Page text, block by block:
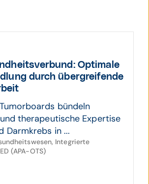
Optimale
durch über­grei­fende
bündeln
therapeutische Expertise
Darmkrebs in ...
Integrierte
(APA-OTS)